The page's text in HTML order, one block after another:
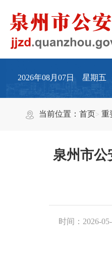
2026年08月07日 星期五
当前位置：首页 重
泉州市公
时间：2026-